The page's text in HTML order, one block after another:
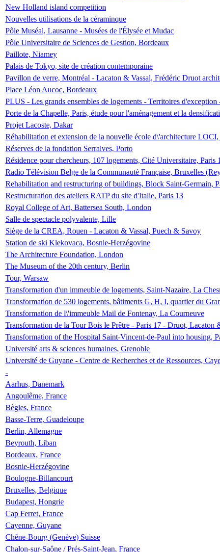
New Holland island competition
Nouvelles utilisations de la céraminque
Pôle Muséal, Lausanne - Musées de l'Élysée et Mudac
Pôle Universitaire de Sciences de Gestion, Bordeaux
Paillote, Niamey
Palais de Tokyo, site de création contemporaine
Pavillon de verre, Montréal - Lacaton & Vassal, Frédéric Druot
Place Léon Aucoc, Bordeaux
PLUS - Les grands ensembles de logements - Territoires
Porte de la Chapelle, Paris, étude pour l'aménagement et la
Projet Lacoste, Dakar
Réhabilitation et extension de la nouvelle école d\'architecture
Réserves de la fondation Serralves, Porto
Résidence pour chercheurs, 107 logements, Cité Universitaire, Paris
Radio Télévision Belge de la Communauté Française, Bruxelles
Rehabilitation and restructuring of buildings, Block Saint-Germain,
Restructuration des ateliers RATP du site d'Italie, Paris 13
Royal College of Art, Battersea South, London
Salle de spectacle polyvalente, Lille
Siège de la CREA, Rouen - Lacaton & Vassal, Puech & Savoy
Station de ski Klekovaca, Bosnie-Herzégovine
The Architecture Foundation, London
The Museum of the 20th century, Berlin
Tour, Warsaw
Transformation d'un immeuble de logements, Saint-Nazaire, La
Transformation de 530 logements, bâtiments G, H, I, quartier du
Transformation de l\'immeuble Mail de Fontenay, La Courneuve
Transformation de la Tour Bois le Prêtre - Paris 17 - Druot, Lacaton
Transformation of the Hospital Saint-Vincent-de-Paul into housing,
Université arts & sciences humaines, Grenoble
Université de Guyane - Centre de Recherches et de Ressources,
-
Aarhus, Danemark
Angoulême, France
Bègles, France
Basse-Terre, Guadeloupe
Berlin, Allemagne
Beyrouth, Liban
Bordeaux, France
Bosnie-Herzégovine
Boulogne-Billancourt
Bruxelles, Belgique
Budapest, Hongrie
Cap Ferret, France
Cayenne, Guyane
Chêne-Bourg (Genève) Suisse
Chalon-sur-Saône / Prés-Saint-Jean, France